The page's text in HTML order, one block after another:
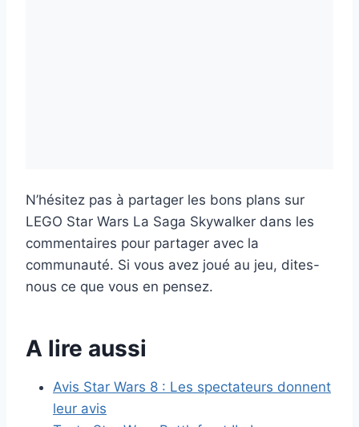
N’hésitez pas à partager les bons plans sur
LEGO Star Wars La Saga Skywalker dans les
commentaires pour partager avec la
communauté. Si vous avez joué au jeu, dites-
nous ce que vous en pensez.
A lire aussi
Avis Star Wars 8 : Les spectateurs donnent
leur avis